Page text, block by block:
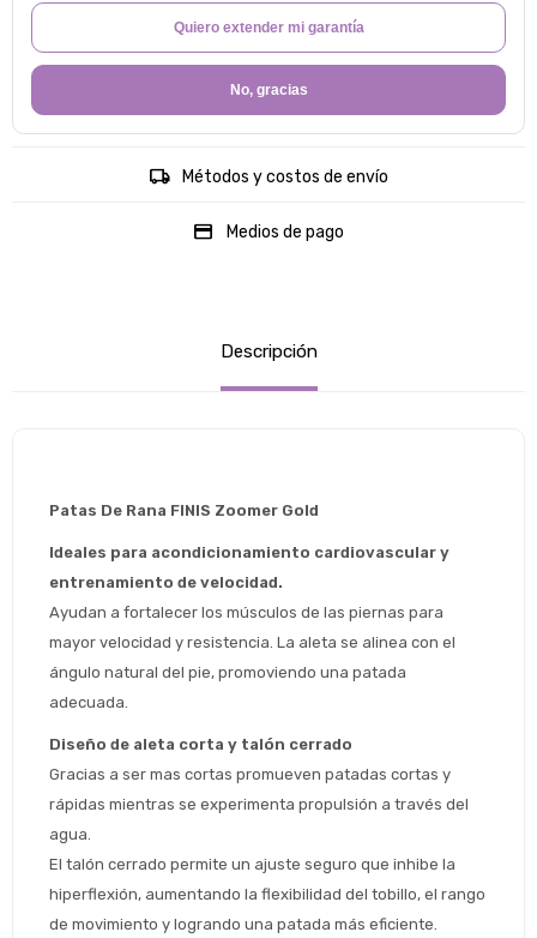
Quiero extender mi garantía
No, gracias
Métodos y costos de envío
Medios de pago
Descripción
Patas De Rana FINIS Zoomer Gold
Ideales para acondicionamiento cardiovascular y
entrenamiento de velocidad.
Ayudan a fortalecer los músculos de las piernas para
mayor velocidad y resistencia. La aleta se alinea con el
ángulo natural del pie, promoviendo una patada
adecuada.
Diseño de aleta corta y talón cerrado
Gracias a ser mas cortas promueven patadas cortas y
rápidas mientras se experimenta propulsión a través del
agua.
El talón cerrado permite un ajuste seguro que inhibe la
hiperflexión, aumentando la flexibilidad del tobillo, el rango
de movimiento y logrando una patada más eficiente.
Comprá ahora y Pagá
Después, hasta en 12
cuotas y sin tocar tu
Cédula de identidad
Estimado/a
Después.